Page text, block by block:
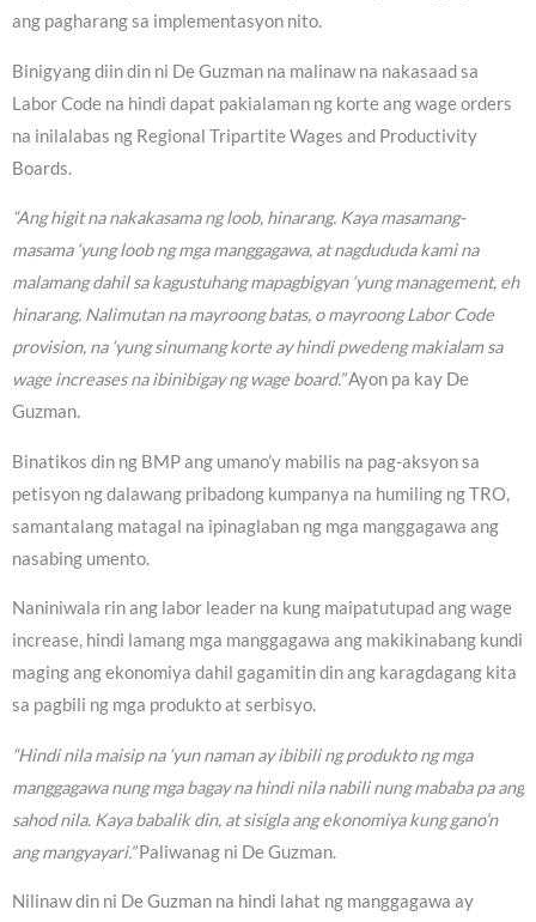
ang pagharang sa implementasyon nito.
Binigyang diin din ni De Guzman na malinaw na nakasaad sa
Labor Code na hindi dapat pakialaman ng korte ang wage orders
na inilalabas ng Regional Tripartite Wages and Productivity
Boards.
“Ang higit na nakakasama ng loob, hinarang. Kaya masamang-
masama ‘yung loob ng mga manggagawa, at nagdududa kami na
malamang dahil sa kagustuhang mapagbigyan ‘yung management, eh
hinarang. Nalimutan na mayroong batas, o mayroong Labor Code
provision, na ‘yung sinumang korte ay hindi pwedeng makialam sa
wage increases na ibinibigay ng wage board.”Ayon pa kay De
Guzman.
Binatikos din ng BMP ang umano’y mabilis na pag-aksyon sa
petisyon ng dalawang pribadong kumpanya na humiling ng TRO,
samantalang matagal na ipinaglaban ng mga manggagawa ang
nasabing umento.
Naniniwala rin ang labor leader na kung maipatutupad ang wage
increase, hindi lamang mga manggagawa ang makikinabang kundi
maging ang ekonomiya dahil gagamitin din ang karagdagang kita
sa pagbili ng mga produkto at serbisyo.
“Hindi nila maisip na ‘yun naman ay ibibili ng produkto ng mga
manggagawa nung mga bagay na hindi nila nabili nung mababa pa ang
sahod nila. Kaya babalik din, at sisigla ang ekonomiya kung gano’n
ang mangyayari.”Paliwanag ni De Guzman.
Nilinaw din ni De Guzman na hindi lahat ng manggagawa ay